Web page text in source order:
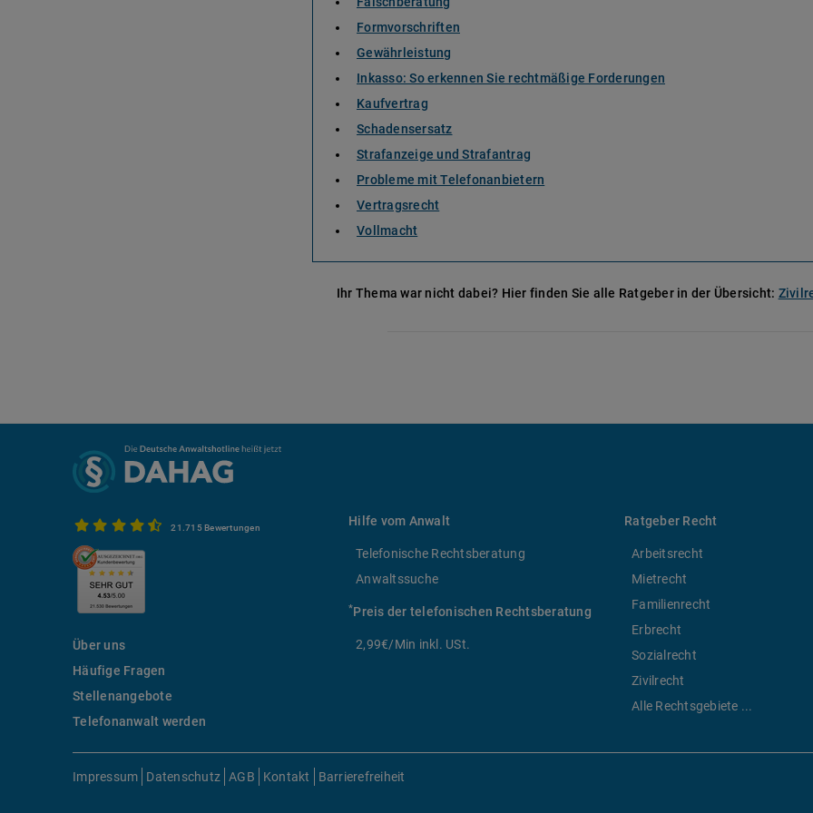
Formvorschriften
Gewährleistung
Inkasso: So erkennen Sie rechtmäßige Forderungen
Kaufvertrag
Schadensersatz
Strafanzeige und Strafantrag
Probleme mit Telefonanbietern
Vertragsrecht
Vollmacht
Ihr Thema war nicht dabei? Hier finden Sie alle Ratgeber in der Übersicht:
21.715 Bewertungen
Über uns
Häufige Fragen
Stellenangebote
Telefonanwalt werden
Hilfe vom Anwalt
Telefonische Rechtsberatung
Anwaltssuche
*Preis der telefonischen Rechtsberatung
2,99€/Min inkl. USt.
Ratgeber Recht
Arbeitsrecht
Mietrecht
Familienrecht
Erbrecht
Sozialrecht
Zivilrecht
Alle Rechtsgebiete ...
Impressum Datenschutz AGB Kontakt Barrierefreiheit